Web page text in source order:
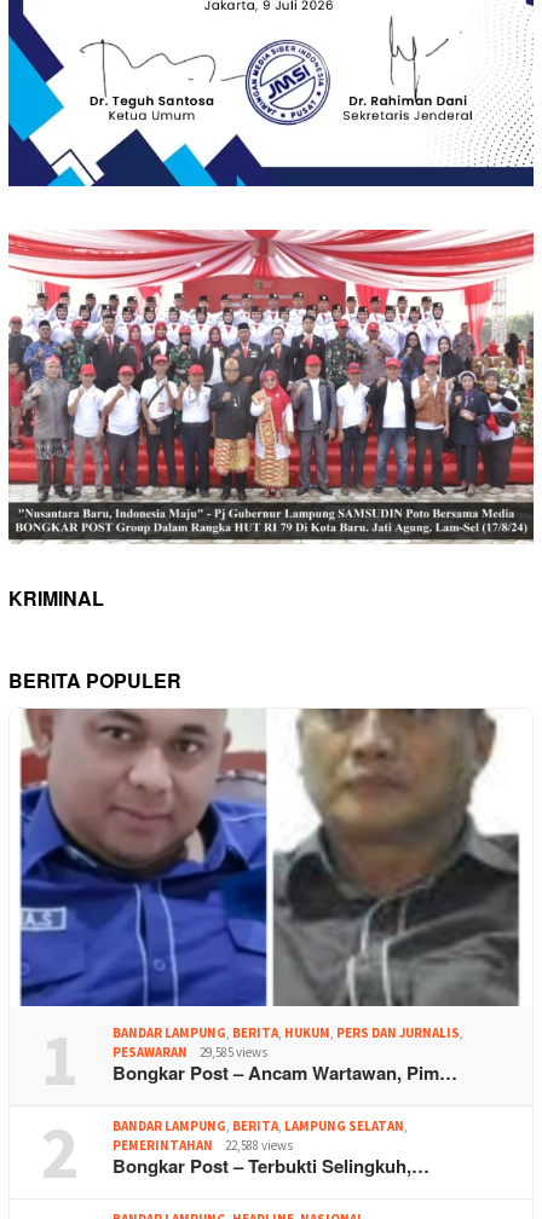
KRIMINAL
BERITA POPULER
1 BANDAR LAMPUNG, BERITA, HUKUM, PERS DAN JURNALIS,
PESAWARAN
29,585 views
Bongkar Post – Ancam Wartawan, Pim…
2 BANDAR LAMPUNG, BERITA, LAMPUNG SELATAN,
PEMERINTAHAN
22,588 views
Bongkar Post – Terbukti Selingkuh,…